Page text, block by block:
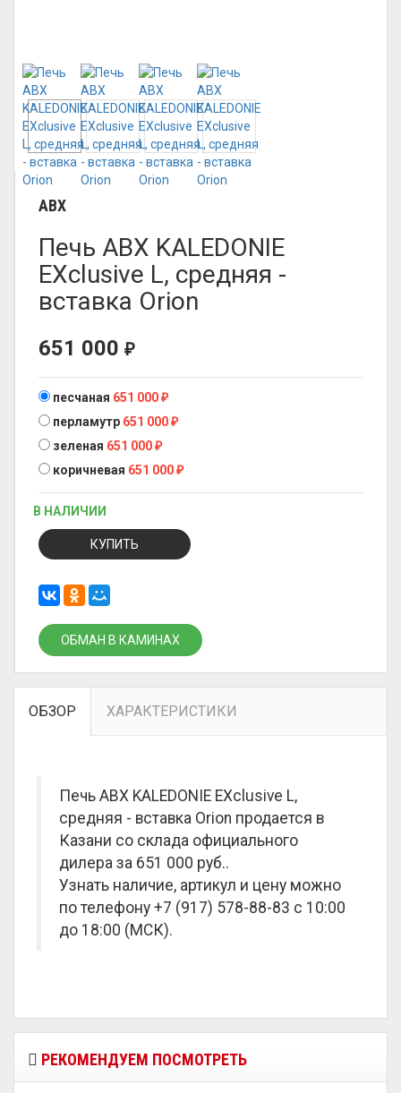
ABX
Печь ABX KALEDONIE
EXclusive L, средняя -
вставка Orion
651 000 ₽
песчаная 651 000₽
перламутр 651 000₽
зеленая 651 000₽
коричневая 651 000₽
В НАЛИЧИИ
КУПИТЬ
ОБМАН В КАМИНАХ
ОБЗОР ХАРАКТЕРИСТИКИ
Печь ABX KALEDONIE EXclusive L,
средняя - вставка Orion продается в
Казани со склада официального
дилера за 651 000 руб..
Узнать наличие, артикул и цену можно
по телефону +7 (917) 578-88-83 с 10:00
до 18:00 (МСК).
РЕКОМЕНДУЕМ ПОСМОТРЕТЬ